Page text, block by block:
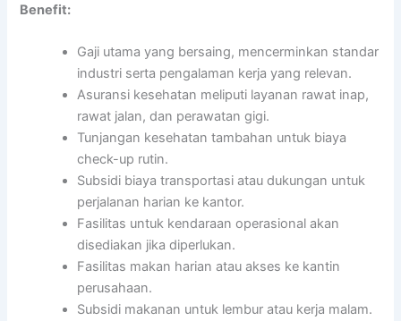
Benefit:
Gaji utama yang bersaing, mencerminkan standar
industri serta pengalaman kerja yang relevan.
Asuransi kesehatan meliputi layanan rawat inap,
rawat jalan, dan perawatan gigi.
Tunjangan kesehatan tambahan untuk biaya
check-up rutin.
Subsidi biaya transportasi atau dukungan untuk
perjalanan harian ke kantor.
Fasilitas untuk kendaraan operasional akan
disediakan jika diperlukan.
Fasilitas makan harian atau akses ke kantin
perusahaan.
Subsidi makanan untuk lembur atau kerja malam.